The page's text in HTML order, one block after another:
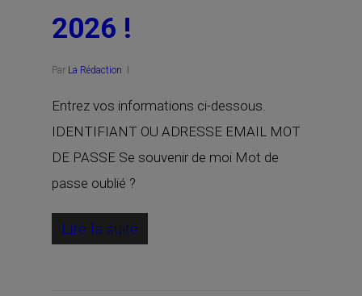
2026 !
Par La Rédaction
Entrez vos informations ci-dessous.
IDENTIFIANT OU ADRESSE EMAIL MOT
DE PASSE Se souvenir de moi Mot de
passe oublié ?
Lire la suite